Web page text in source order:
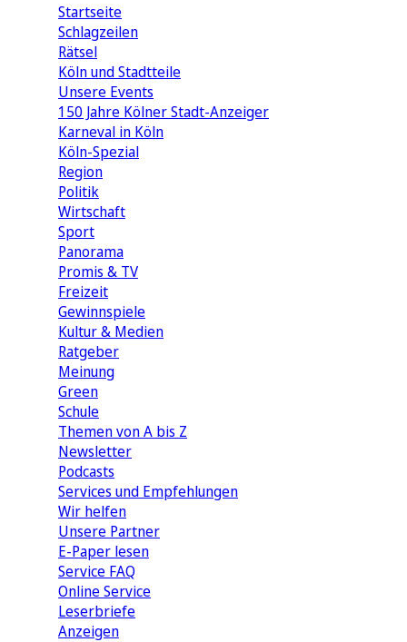
Startseite
Schlagzeilen
Rätsel
Köln und Stadtteile
Unsere Events
150 Jahre Kölner Stadt-Anzeiger
Karneval in Köln
Köln-Spezial
Region
Politik
Wirtschaft
Sport
Panorama
Promis & TV
Freizeit
Gewinnspiele
Kultur & Medien
Ratgeber
Meinung
Green
Schule
Themen von A bis Z
Newsletter
Podcasts
Services und Empfehlungen
Wir helfen
Unsere Partner
E-Paper lesen
Service FAQ
Online Service
Leserbriefe
Anzeigen